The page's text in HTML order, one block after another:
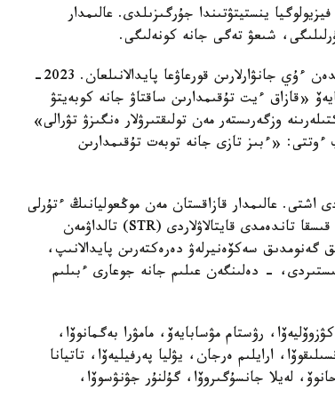
ينستيتۋتىندا جۇرگىزىلدى. عالىمدار
شىعۋ تەگى جانە كونەلىگى.
قازاق توبەتى - قازاقتىڭ ۇلتتىق تۇقىمدى يتتەرى، ولار ەجەلدەن ءۇي جانۋارلارىن قورعاۋعا پايدالانىلعان. 2023-
«قازاق ءيت تۇقىمدارىن ساقتاۋ جانە كوبەيتۋ
وزگەرىستەر مەن تولىقتىرۋلار ەنگىزۋ تۋرالى»
«ءبىز تازى جانە توبەت تۇقىمدارىن
اشتى. عالىمدار قازاقستان مەن موڭعوليانىڭ ءتۇرلى
وڭىرلەرىنەن 107 ءيتتى زەرتتەپ، دنق- نىڭ تىزبەگىندەگى قىسقا تاندەمدى قايتالاۋلاردى (STR) تالداۋمەن
سەكۆەنيرلەۋ دەرەكتەرىن پايدالانىپ،
سالىستىردى، - دەلىنگەن عىلىم جانە جوعارى ءبىلىم
رۋستام مۋسابايەۆ، مامۋرا بەگمانوۆا،
ارايلىم ەرجان، يۋليا پەرفيليەۆا، تاتيانا
لەيلا جانسۇگىروۆا، گۇلنۇر جۋنۋسوۆا،